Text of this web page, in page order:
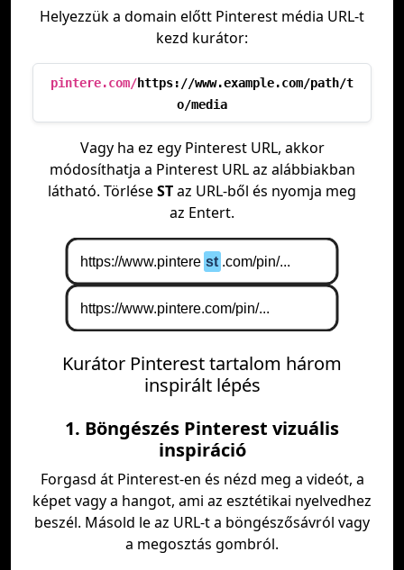
Helyezzük a domain előtt Pinterest média URL-t
kezd kurátor:
pintere.com/https://www.example.com/path/t
o/media
Vagy ha ez egy Pinterest URL, akkor
módosíthatja a Pinterest URL az alábbiakban
látható. TörléseSTaz URL-ből és nyomja meg
az Entert.
Kurátor Pinterest tartalom három
inspirált lépés
1. Böngészés Pinterest vizuális
inspiráció
Forgasd át Pinterest-en és nézd meg a videót, a
képet vagy a hangot, ami az esztétikai nyelvedhez
beszél. Másold le az URL-t a böngészősávról vagy
a megosztás gombról.